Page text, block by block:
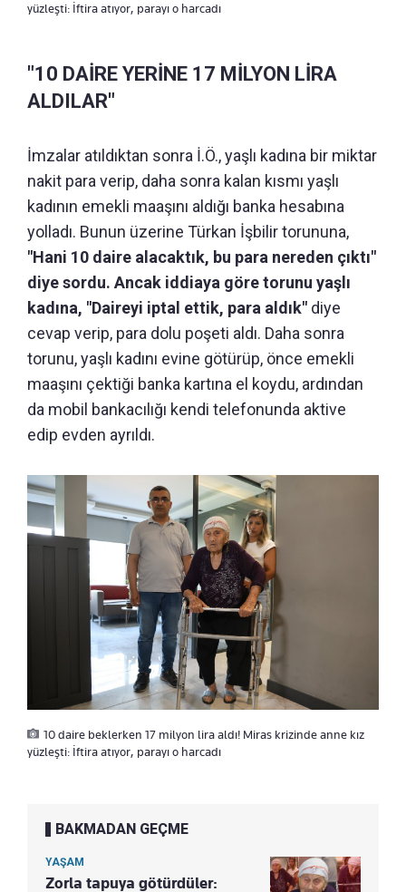
yüzleşti: İftira atıyor, parayı o harcadı
"10 DAİRE YERİNE 17 MİLYON LİRA
ALDILAR"
İmzalar atıldıktan sonra İ.Ö., yaşlı kadına bir miktar
nakit para verip, daha sonra kalan kısmı yaşlı
kadının emekli maaşını aldığı banka hesabına
yolladı. Bunun üzerine Türkan İşbilir torununa,
"Hani 10 daire alacaktık, bu para nereden çıktı"
diye sordu. Ancak iddiaya göre torunu yaşlı
kadına, "Daireyi iptal ettik, para aldık" diye
cevap verip, para dolu poşeti aldı. Daha sonra
torunu, yaşlı kadını evine götürüp, önce emekli
maaşını çektiği banka kartına el koydu, ardından
da mobil bankacılığı kendi telefonunda aktive
edip evden ayrıldı.
10 daire beklerken 17 milyon lira aldı! Miras krizinde anne kız
yüzleşti: İftira atıyor, parayı o harcadı
BAKMADAN GEÇME
YAŞAM
Zorla tapuya götürdüler: